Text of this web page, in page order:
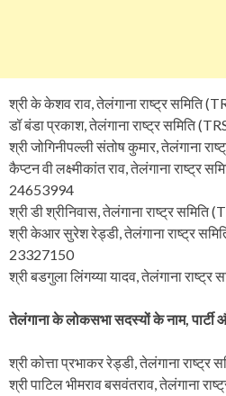
श्री के केशव राव, तेलंगाना राष्ट्र समिति
डॉ बंडा प्रकाश, तेलंगाना राष्ट्र समिति
श्री जोगिनीपल्ली संतोष कुमार, तेलंगाना
कैप्टन वी लक्ष्मीकांत राव, तेलंगाना राष्ट्र
24653994
श्री डी श्रीनिवास, तेलंगाना राष्ट्र
श्री केआर सुरेश रेड्डी, तेलंगाना राष्ट्र
23327150
श्री बडगुला लिंगय्या यादव, तेलंगाना
तेलंगाना के लोकसभा सदस्यों के नाम, पार्टी
श्री कोत्ता प्रभाकर रेड्डी, तेलंगाना
श्री पाटिल भीमराव बसवंतराव, तेलंगाना